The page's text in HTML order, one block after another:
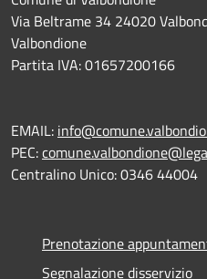
Via Beltrame 34 24020
Valbondione
Partita IVA: 01657200166
EMAIL:
PEC:
Centralino Unico: 0346 44004
Prenotazione
Segnalazione disservizio